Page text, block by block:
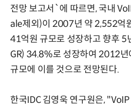
전망 보고서`에 따르면, 국내
ale제외)이 2007년 약 2,552억
41억원 규모로 성장하고 향후 5
GR) 34.8%로 성장하여 2012
규모에 이를 것으로 전망된다.
한국IDC 김영욱 연구원은,